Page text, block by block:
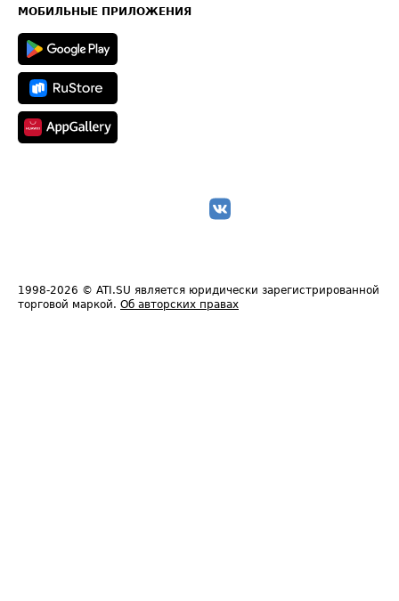
Техническая информация
МОБИЛЬНЫЕ ПРИЛОЖЕНИЯ
1998-2026 © ATI.SU является юридически зарегистрированной
торговой маркой. Об авторских правах